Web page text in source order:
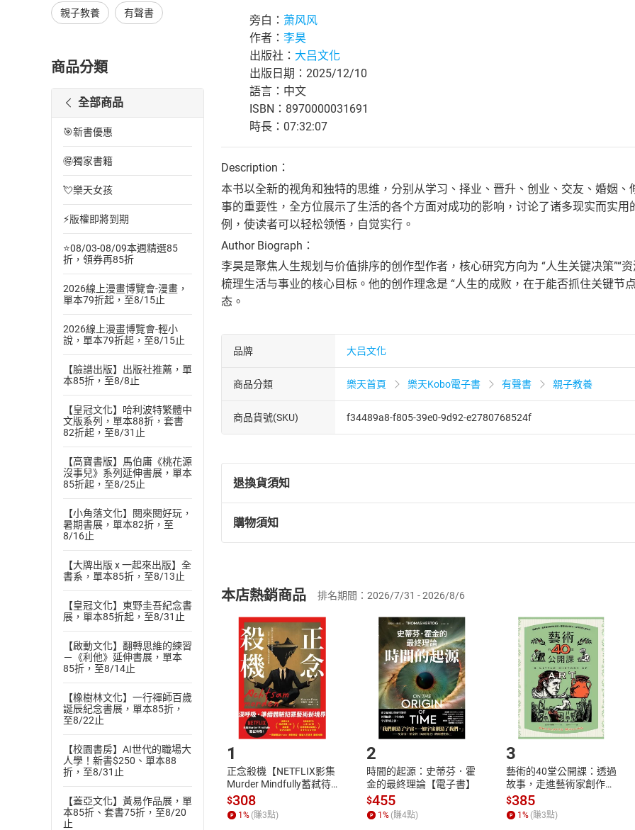
親子教養 有聲書
商品分類
全部商品
🎯新書優惠
🉐獨家書籍
💘樂天女孩
⚡版權即將到期
⭐08/03-08/09本週精選85
折，領券再85折
2026線上漫畫博覽會-漫畫，
單本79折起，至8/15止
2026線上漫畫博覽會-輕小
說，單本79折起，至8/15止
【臉譜出版】出版社推薦，單
本85折，至8/8止
【皇冠文化】哈利波特繁體中
文版系列，單本88折，套書
82折起，至8/31止
【高寶書版】馬伯庸《桃花源
沒事兒》系列延伸書展，單本
85折起，至8/25止
【小角落文化】閱來閱好玩，
暑期書展，單本82折，至
8/16止
【大牌出版 x 一起來出版】全
書系，單本85折，至8/13止
【皇冠文化】東野圭吾紀念書
展，單本85折起，至8/31止
【啟動文化】翻轉思維的練習
－《利他》延伸書展，單本
85折，至8/14止
【橡樹林文化】一行禪師百歲
誕辰紀念書展，單本85折，
至8/22止
【校園書房】AI世代的職場大
人學！新書$250、單本88
折，至8/31止
【蓋亞文化】黃易作品展，單
本85折、套書75折，至8/20
止
旁白： 萧风风
作者： 李昊
出版社： 大吕文化
出版日期：2025/12/10
語言：中文
ISBN：8970000031691
時長：07:32:07
Description：
本书以全新的视角和独特的思维，分别从学习、择业、晋升、创业、交友、婚姻
事的重要性，全方位展示了生活的各个方面对成功的影响，讨论了诸多现实而实
例，使读者可以轻松领悟，自觉实行。
Author Biograph：
李昊是聚焦人生规划与价值排序的创作型作者，核心研究方向为 “人生关键决策”“
梳理生活与事业的核心目标。他的创作理念是 “人生的成败，在于能否抓住关键节
态。
品牌 大吕文化
商品分類 樂天首頁 樂天Kobo電子書 有聲書 親子教養
商品貨號(SKU) f34489a8-f805-39e0-9d92-e2780768524f
退換貨須知
退換貨規定：
(一)依消費者保護法第19條第1項後段暨通訊交易解除權合理例外情事適用
(二)消費者訂購本店鋪之商品即代表知悉本店鋪所銷售之商品為電子書，
且已下載/存取電子書，不得請求退貨退款。
退貨方式：您欲取消訂單或辦理退貨時，請登入樂天市場，並於「我的訂單
貨」，本店鋪將依您的申請進行審核，待審核通過後將為您辦理退款事宜。
請注意，樂天市場須以整筆訂單為單位進行取消/退貨，恕無法以單支商品取
購物須知
挑選商品
Choose
放入購物車
Shopping cart
登入帳號
Login
購書後，如何開始使用？
Step1.選擇閱讀載具 Step2.登入
本店熱銷商品 排名期間：2026/7/31 - 2026/8/6
1
正念殺機【NETFLIX影集
Murder Mindfully蓄弒待
發】【電子書】
$308
1 % (賺3點)
2
時間的起源：史蒂芬．霍
金的最終理論【電子書】
$455
1 % (賺4點)
3
藝術的40堂公開課：透過
故事，走進藝術家創作現
場，看藝術如何誕生、如
何形塑人類生活【電子
書】
$385
1 % (賺3點)